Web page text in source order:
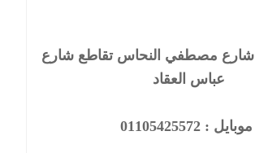
شارع مصطفي النحاس تقاطع شارع
عباس العقاد
موبايل : 01105425572